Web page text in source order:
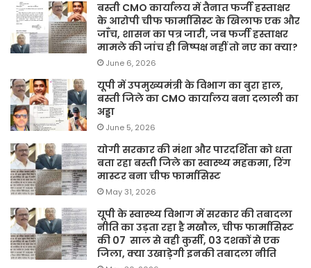
बस्ती CMO कार्यालय में तैनात फर्जी हस्ताक्षर
के आरोपी चीफ फार्मासिस्ट के खिलाफ एक और
जाँच, शासन का पत्र जारी, जब फर्जी हस्ताक्षर
मामले की जांच ही निष्पक्ष नहीं तो नए का क्या?
June 6, 2026
यूपी में उपमुख्यमंत्री के विभाग का बुरा हाल,
बस्ती जिले का CMO कार्यालय बना दलाली का
अड्डा
June 5, 2026
योगी सरकार की मंशा और पारदर्शिता को धता
बता रहा बस्ती जिले का स्वास्थ्य महकमा, रिंग
मास्टर बना चीफ फार्मासिस्ट
May 31, 2026
यूपी के स्वास्थ्य विभाग में सरकार की तबादला
नीति का उड़ता रहा है मखौल, चीफ फार्मासिस्ट
की 07 साल से वही कुर्सी, 03 दशकों से एक
जिला, क्या उखाड़ेगी इनकी तबादला नीति